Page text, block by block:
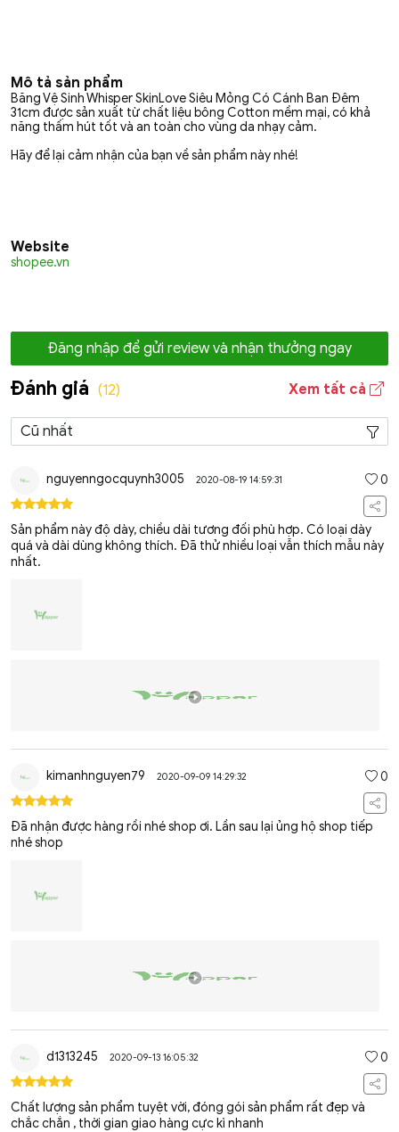
Mô tả sản phẩm
Băng Vệ Sinh Whisper SkinLove Siêu Mỏng Có Cánh Ban Đêm
31cm được sản xuất từ chất liệu bông Cotton mềm mại, có khả
năng thấm hút tốt và an toàn cho vùng da nhạy cảm.
Hãy để lại cảm nhận của bạn về sản phẩm này nhé!
Website
shopee.vn
Đăng nhập để gửi review và nhận thưởng ngay
Đánh giá (12) Xem tất cả
nguyenngocquynh3005 2020-08-19 14:59:31 0
Sản phẩm này độ dày, chiều dài tương đối phù hợp. Có loại dày
quá và dài dùng không thích. Đã thử nhiều loại vẫn thích mẫu này
nhất.
kimanhnguyen79 2020-09-09 14:29:32 0
Đã nhận được hàng rồi nhé shop ơi. Lần sau lại ủng hộ shop tiếp
nhé shop
d1313245 2020-09-13 16:05:32 0
Chất lượng sản phẩm tuyệt vời, đóng gói sản phẩm rất đẹp và
chắc chắn , thời gian giao hàng cực kì nhanh